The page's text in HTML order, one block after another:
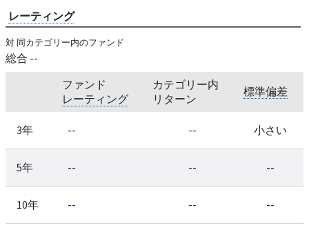
レーティング
対 同カテゴリー内のファンド
総合 --
ファンド
レーティング
カテゴリー内
リターン
標準偏差
3年 -- -- 小さい
5年 -- -- --
10年 -- -- --